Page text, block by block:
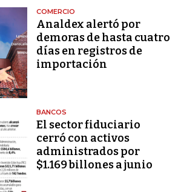
COMERCIO
Analdex alertó por
demoras de hasta cuatro
días en registros de
importación
BANCOS
El sector fiduciario
cerró con activos
administrados por
$1.169 billones a junio